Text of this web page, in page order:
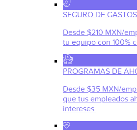
SEGURO DE
Desde $210 MXN/
tu equipo con 100%
PROGRAMAS DE
Desde $35 MXN/
que tus empleados
intereses.